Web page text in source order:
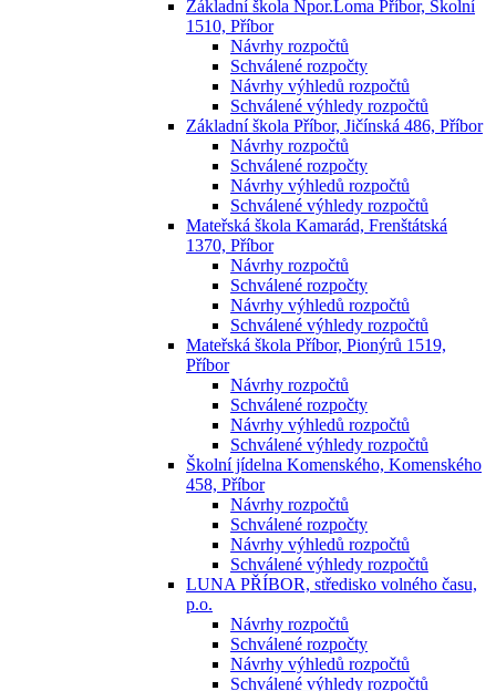
Základní škola Npor.Loma Příbor, Školní
1510, Příbor
Návrhy rozpočtů
Schválené rozpočty
Návrhy výhledů rozpočtů
Schválené výhledy rozpočtů
Základní škola Příbor, Jičínská 486, Příbor
Návrhy rozpočtů
Schválené rozpočty
Návrhy výhledů rozpočtů
Schválené výhledy rozpočtů
Mateřská škola Kamarád, Frenštátská
1370, Příbor
Návrhy rozpočtů
Schválené rozpočty
Návrhy výhledů rozpočtů
Schválené výhledy rozpočtů
Mateřská škola Příbor, Pionýrů 1519,
Příbor
Návrhy rozpočtů
Schválené rozpočty
Návrhy výhledů rozpočtů
Schválené výhledy rozpočtů
Školní jídelna Komenského, Komenského
458, Příbor
Návrhy rozpočtů
Schválené rozpočty
Návrhy výhledů rozpočtů
Schválené výhledy rozpočtů
LUNA PŘÍBOR, středisko volného času,
p.o.
Návrhy rozpočtů
Schválené rozpočty
Návrhy výhledů rozpočtů
Schválené výhledy rozpočtů